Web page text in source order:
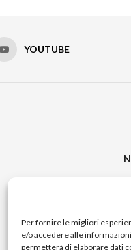
Per fornire le migliori
e/o accedere alle
permetterà di elaborare dati
YOUTUBE